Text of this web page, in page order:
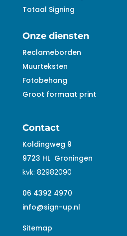
Totaal Signing
Onze diensten
Reclameborden
Muurteksten
Fotobehang
Groot formaat print
Contact
Koldingweg 9
9723 HL Groningen
kvk: 82982090
06 4392 4970
info@sign-up.nl
Sitemap